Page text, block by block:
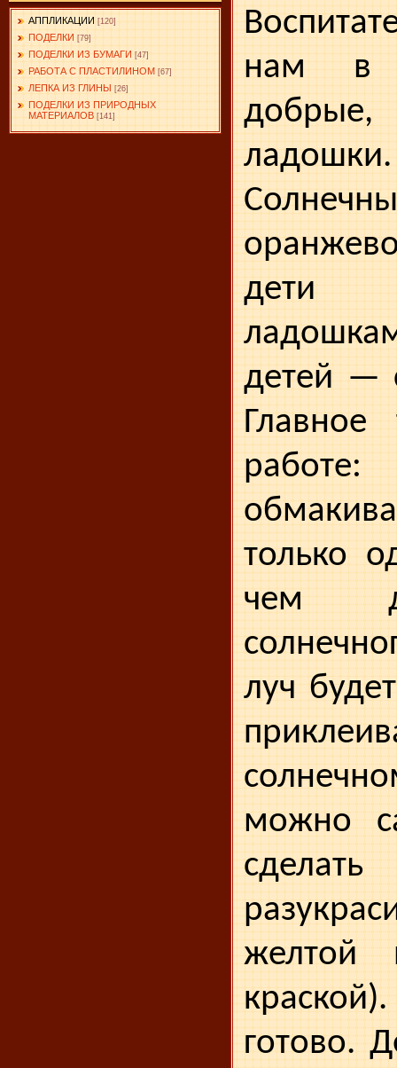
АППЛИКАЦИИ [120]
ПОДЕЛКИ [79]
ПОДЕЛКИ ИЗ БУМАГИ [47]
РАБОТА С ПЛАСТИЛИНОМ [67]
ЛЕПКА ИЗ ГЛИНЫ [26]
ПОДЕЛКИ ИЗ ПРИРОДНЫХ
МАТЕРИАЛОВ [141]
нам в
ладошки.
дети
детей —
Главное
только
чем
луч
можно
желтой
готово.